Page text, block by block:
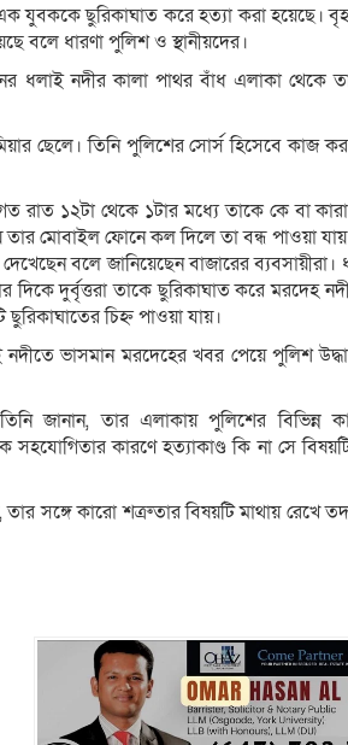
যুবককে ছুরিকাঘাত করে হত্যা করা হয়েছে।
বলে ধারণা পুলিশ ও স্থানীয়দের।
ধলাই নদীর কালা পাথর বাঁধ এলাকা থেকে
ছেলে। তিনি পুলিশের সোর্স হিসেবে কাজ
রাত ১২টা থেকে ১টার মধ্যে তাকে কে বা
তার মোবাইল ফোনে কল দিলে তা বন্ধ পাওয়া
বলে জানিয়েছেন বাজারের ব্যবসায়ীরা।
দিকে দুর্বৃত্তরা তাকে ছুরিকাঘাত করে মরদেহ
চিহ্ন পাওয়া যায়।
ভাসমান মরদেহের খবর পেয়ে পুলিশ
জানান, তার এলাকায় পুলিশের বিভিন্ন
কারণে হত্যাকাণ্ড কি না সে
তার সঙ্গে কারো শত্রুতার বিষয়টি মাথায় রেখে